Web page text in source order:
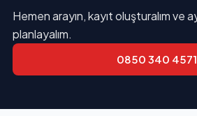
Hemen arayın, kayıt oluşturalım ve
planlayalım.
0850 340 4571